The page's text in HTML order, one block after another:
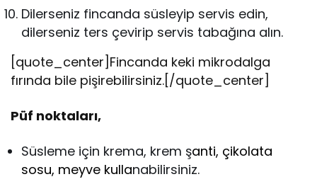
Dilerseniz fincanda süsleyip servis edin,
dilerseniz ters çevirip servis tabağına alın.
[quote_center]Fincanda keki mikrodalga
fırında bile pişirebilirsiniz.[/quote_center]
Püf noktaları,
Süsleme için krema, krem şanti, çikolata
sosu, meyve kullanabilirsiniz.